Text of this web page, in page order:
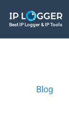
Best IP Logger & IP Tools
Blog